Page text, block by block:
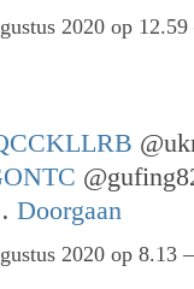
2020 op
Doorgaan
2020 op 8.13